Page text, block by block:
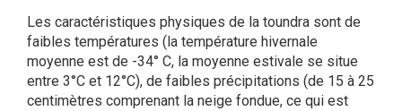
Les caractéristiques physiques de la toundra sont de
faibles températures (la température hivernale
moyenne est de -34° C, la moyenne estivale se situe
entre 3°C et 12°C), de faibles précipitations (de 15 à 25
centimètres comprenant la neige fondue, ce qui est